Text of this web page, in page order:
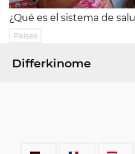
¿Qué es el sistema de
Países
Differkinome